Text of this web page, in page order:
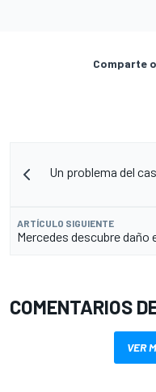
Comparte
Un problema del
ARTÍCULO SIGUIENTE
Mercedes descubre daño
COMENTARIOS
VER